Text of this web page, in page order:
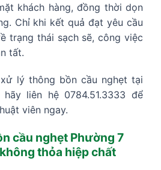
khách hàng, đồng thời dọn
Chỉ khi kết quả đạt yêu cầu
trạng thái sạch sẽ, công việc
tất.
lý thông bồn cầu nghẹt tại
liên hệ 0784.51.3333 để
viên ngay.
cầu nghẹt Phường 7
thỏa hiệp chất